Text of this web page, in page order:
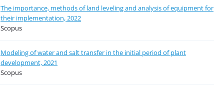
The importance, methods of land leveling and analysis of equipment for
their implementation, 2022
Scopus
Modeling of water and salt transfer in the initial period of plant
development, 2021
Scopus